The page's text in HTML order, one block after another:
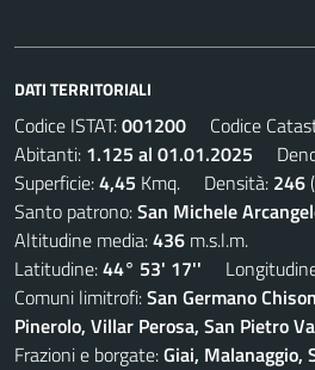
DATI TERRITORIALI
Codice ISTAT:001200 Codice
Abitanti: 1.125 al 01.01.2025
Superficie:4,45 Kmq. Densità: 246
Santo patrono:San Michele
Altitudine media:436 m.s.l.m.
Latitudine:44° 53' 17''
Comuni limitrofi:San Germano
Pinerolo, Villar Perosa, San Pietro
Frazioni e borgate:Giai, Malanaggio,